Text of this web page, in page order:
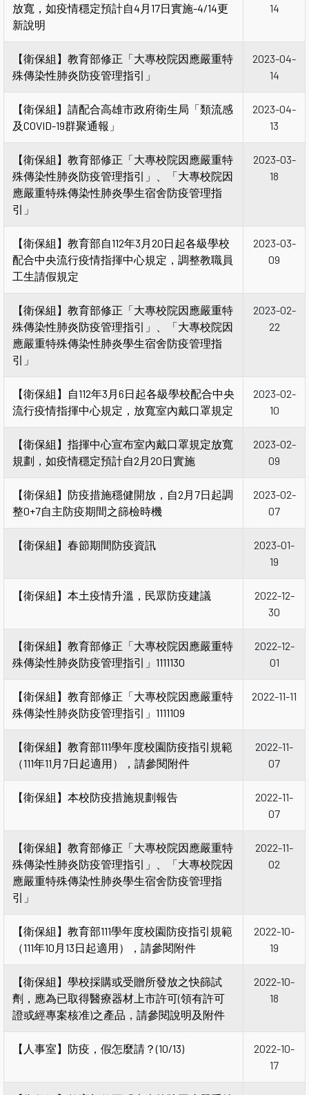
放寬，如疫情穩定預計自4月17日實施-4/14更
新說明
14
【衛保組】教育部修正「大專校院因應嚴重特
殊傳染性肺炎防疫管理指引」
2023-04-
14
【衛保組】請配合高雄市政府衛生局「類流感
及COVID-19群聚通報」
2023-04-
13
【衛保組】教育部修正「大專校院因應嚴重特
殊傳染性肺炎防疫管理指引」、「大專校院因
應嚴重特殊傳染性肺炎學生宿舍防疫管理指
引」
2023-03-
18
【衛保組】教育部自112年3月20日起各級學校
配合中央流行疫情指揮中心規定，調整教職員
工生請假規定
2023-03-
09
【衛保組】教育部修正「大專校院因應嚴重特
殊傳染性肺炎防疫管理指引」、「大專校院因
應嚴重特殊傳染性肺炎學生宿舍防疫管理指
引」
2023-02-
22
【衛保組】自112年3月6日起各級學校配合中央
流行疫情指揮中心規定，放寬室內戴口罩規定
2023-02-
10
【衛保組】指揮中心宣布室內戴口罩規定放寬
規劃，如疫情穩定預計自2月20日實施
2023-02-
09
【衛保組】防疫措施穩健開放，自2月7日起調
整0+7自主防疫期間之篩檢時機
2023-02-
07
【衛保組】春節期間防疫資訊
2023-01-
19
【衛保組】本土疫情升溫，民眾防疫建議
2022-12-
30
【衛保組】教育部修正「大專校院因應嚴重特
殊傳染性肺炎防疫管理指引」1111130
2022-12-
01
【衛保組】教育部修正「大專校院因應嚴重特
殊傳染性肺炎防疫管理指引」1111109
2022-11-11
【衛保組】教育部111學年度校園防疫指引規範
（111年11月7日起適用），請參閱附件
2022-11-
07
【衛保組】本校防疫措施規劃報告
2022-11-
07
【衛保組】教育部修正「大專校院因應嚴重特
殊傳染性肺炎防疫管理指引」、「大專校院因
應嚴重特殊傳染性肺炎學生宿舍防疫管理指
引」
2022-11-
02
【衛保組】教育部111學年度校園防疫指引規範
（111年10月13日起適用），請參閱附件
2022-10-
19
【衛保組】學校採購或受贈所發放之快篩試
劑，應為已取得醫療器材上市許可(領有許可
證或經專案核准)之產品，請參閱說明及附件
2022-10-
18
【人事室】防疫，假怎麼請？(10/13)
2022-10-
17